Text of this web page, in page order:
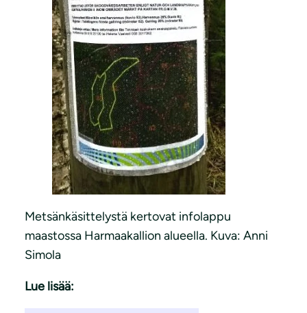
Metsänkäsittelystä kertovat infolappu
maastossa Harmaakallion alueella. Kuva: Anni
Simola
Lue lisää: